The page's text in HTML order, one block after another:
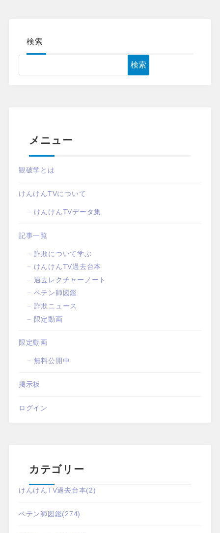
検索
検索
メニュー
観破学とは
けんけんTVについて
けんけんTVデータ集
記事一覧
詐欺について学ぶ
けんけんTV過去台本
過去レクチャーノート
ペテン師図鑑
詐欺ニュース
限定動画
限定動画
無料公開中
掲示板
ログイン
カテゴリー
けんけんTV過去台本(2)
ペテン師図鑑(274)